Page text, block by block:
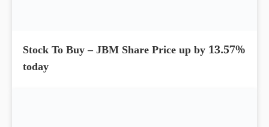
Stock To Buy – JBM Share Price up by 13.57%
today